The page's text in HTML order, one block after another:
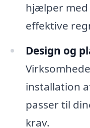
hjælper
effektive
Design og
installation
passer til
krav.